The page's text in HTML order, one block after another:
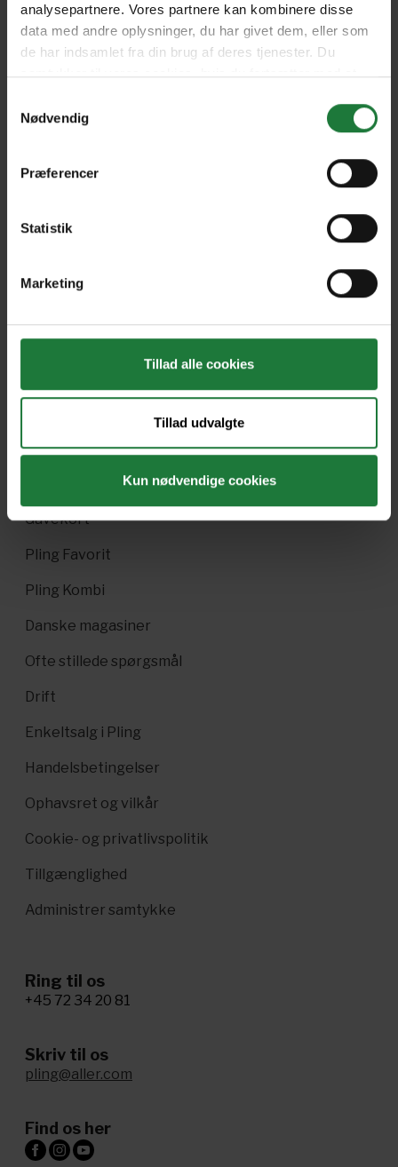
analysepartnere. Vores partnere kan kombinere disse
data med andre oplysninger, du har givet dem, eller som
de har indsamlet fra din brug af deres tjenester. Du
samtykker til vores cookies, hvis du fortsætter med at
Nødvendig
Præferencer
Statistik
Marketing
Tillad alle cookies
Tillad udvalgte
Kun nødvendige cookies
January 2025 December 2024
July 2024
May 2024
Gavekort
Pling Favorit
Pling Kombi
Danske magasiner
Ofte stillede spørgsmål
Drift
Enkeltsalg i Pling
Handelsbetingelser
Ophavsret og vilkår
Cookie- og privatlivspolitik
Tillgænglighed
Administrer samtykke
Ring til os
+45 72 34 20 81
Skriv til os
pling@aller.com
Find os her